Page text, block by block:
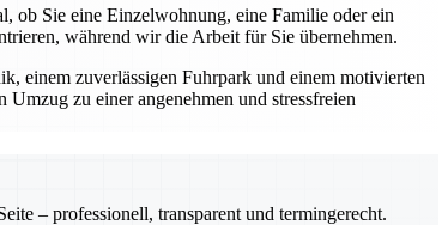
ob Sie eine Einzelwohnung, eine Familie oder ein
während wir die Arbeit für Sie übernehmen.
einem zuverlässigen Fuhrpark und einem motivierten
zu einer angenehmen und stressfreien
– professionell, transparent und termingerecht.